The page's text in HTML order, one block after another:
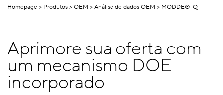
Homepage Produtos OEM Análise de dados OEM MODDE®-Q
Aprimore sua oferta com
um mecanismo DOE
incorporado